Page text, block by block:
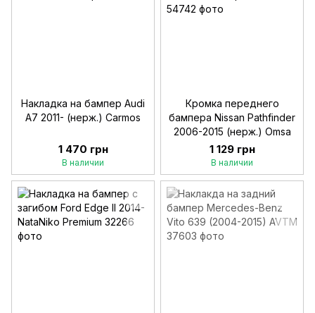
Накладка на бампер Audi
A7 2011- (нерж.) Carmos
1 470 грн
В наличии
Кромка переднего
бампера Nissan Pathfinder
2006-2015 (нерж.) Omsa
1 129 грн
В наличии